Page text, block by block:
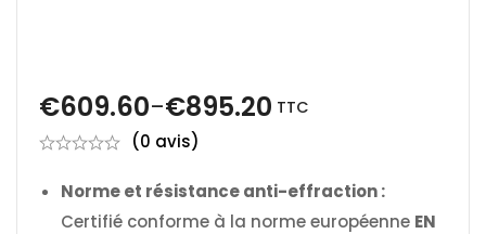
€609.60–€895.20 TTC
(0 avis)
Norme et résistance anti-effraction :
Certifié conforme à la norme européenne EN